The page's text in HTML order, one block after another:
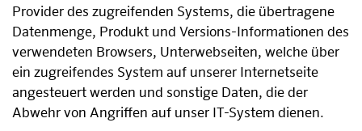
Provider des zugreifenden Systems, die übertragene
Datenmenge, Produkt und Versions-Informationen des
verwendeten Browsers, Unterwebseiten, welche über
ein zugreifendes System auf unserer Internetseite
angesteuert werden und sonstige Daten, die der
Abwehr von Angriffen auf unser IT-System dienen.